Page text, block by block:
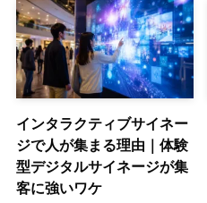
インタラクティブサイネー
ジで人が集まる理由｜体験
型デジタルサイネージが集
客に強いワケ